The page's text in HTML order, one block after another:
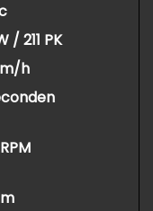
/ 211 PK
h